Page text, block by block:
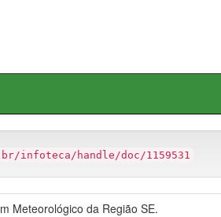
infoteca/handle/doc/1159531
Meteorológico da Região SE.